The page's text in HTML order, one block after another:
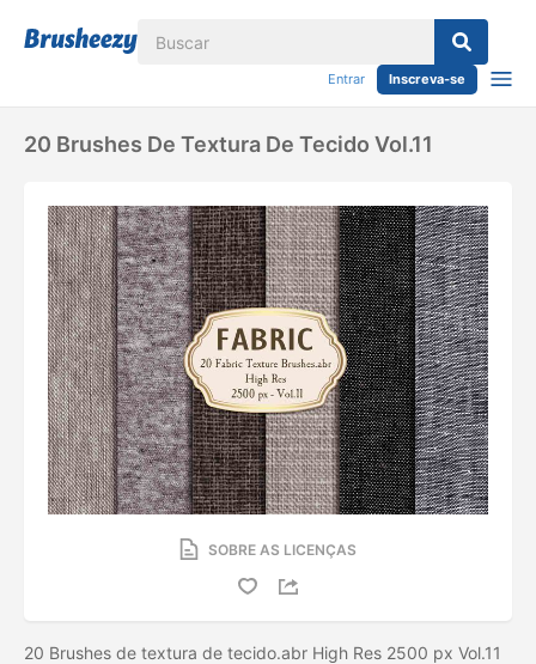
Entrar Inscreva-se
20 Brushes De Textura De Tecido Vol.11
SOBRE AS LICENÇAS
20 Brushes de textura de tecido.abr High Res 2500 px Vol.11